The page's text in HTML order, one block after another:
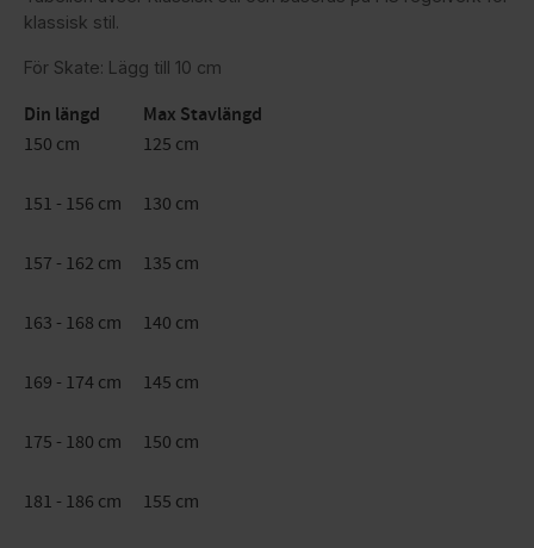
klassisk stil.
För Skate: Lägg till 10 cm
Din längd Max Stavlängd
150 cm 125 cm
151 - 156 cm 130 cm
157 - 162 cm 135 cm
163 - 168 cm 140 cm
169 - 174 cm 145 cm
175 - 180 cm 150 cm
181 - 186 cm 155 cm